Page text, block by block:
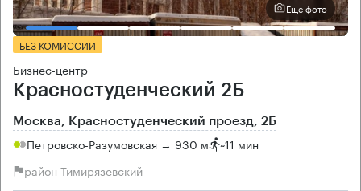
Еще фото
БЕЗ КОМИССИИ
Бизнес-центр
Красностуденческий 2Б
Москва, Красностуденческий проезд, 2Б
Петровско-Разумовская → 930 м ~11 мин
район Тимирязевский